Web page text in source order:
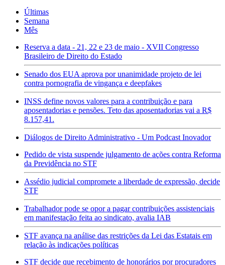
Últimas
Semana
Mês
Reserva a data - 21, 22 e 23 de maio - XVII Congresso
Brasileiro de Direito do Estado
Senado dos EUA aprova por unanimidade projeto de lei
contra pornografia de vingança e deepfakes
INSS define novos valores para a contribuição e para
aposentadorias e pensões. Teto das aposentadorias vai a R$
8.157,41.
Diálogos de Direito Administrativo - Um Podcast Inovador
Pedido de vista suspende julgamento de ações contra Reforma
da Previdência no STF
Assédio judicial compromete a liberdade de expressão, decide
STF
Trabalhador pode se opor a pagar contribuições assistenciais
em manifestação feita ao sindicato, avalia IAB
STF avança na análise das restrições da Lei das Estatais em
relação às indicações políticas
STF decide que recebimento de honorários por procuradores